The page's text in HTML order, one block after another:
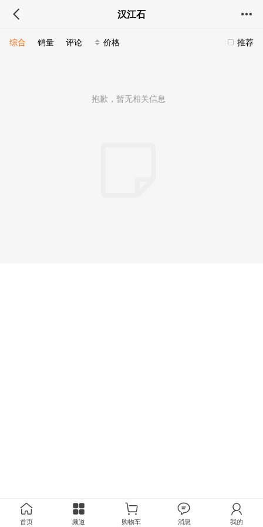
汉江石
推荐
综合 销量 评论 价格
抱歉，暂无相关信息
首页 频道 购物车 消息 我的